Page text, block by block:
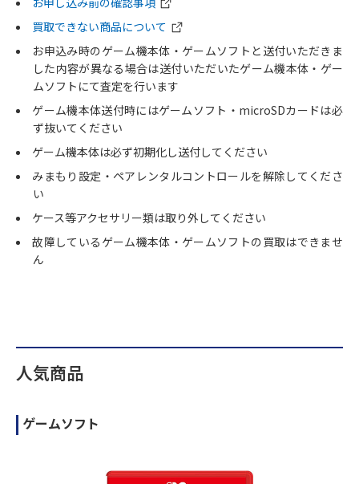
買取できない商品について
お申込み時のゲーム機本体・ゲームソフトと送付いただきま
した内容が異なる場合は送付いただいたゲーム機本体・ゲー
ムソフトにて査定を行います
ゲーム機本体送付時にはゲームソフト・microSDカードは必
ず抜いてください
ゲーム機本体は必ず初期化し送付してください
みまもり設定・ペアレンタルコントロールを解除してくださ
い
ケース等アクセサリー類は取り外してください
故障しているゲーム機本体・ゲームソフトの買取はできませ
ん
人気商品
ゲームソフト